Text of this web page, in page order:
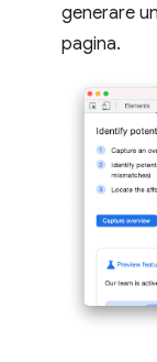
generare
pagina.